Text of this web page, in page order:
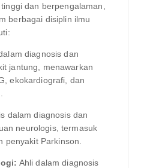
dan berpengalaman,
berbagai disiplin ilmu
diagnosis dan
jantung, menawarkan
ekokardiografi, dan
dalam diagnosis dan
neurologis, termasuk
penyakit Parkinson.
Ahli dalam diagnosis